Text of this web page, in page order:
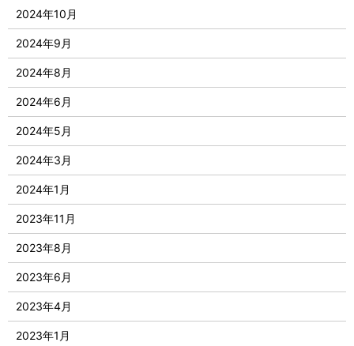
2024年10月
2024年9月
2024年8月
2024年6月
2024年5月
2024年3月
2024年1月
2023年11月
2023年8月
2023年6月
2023年4月
2023年1月